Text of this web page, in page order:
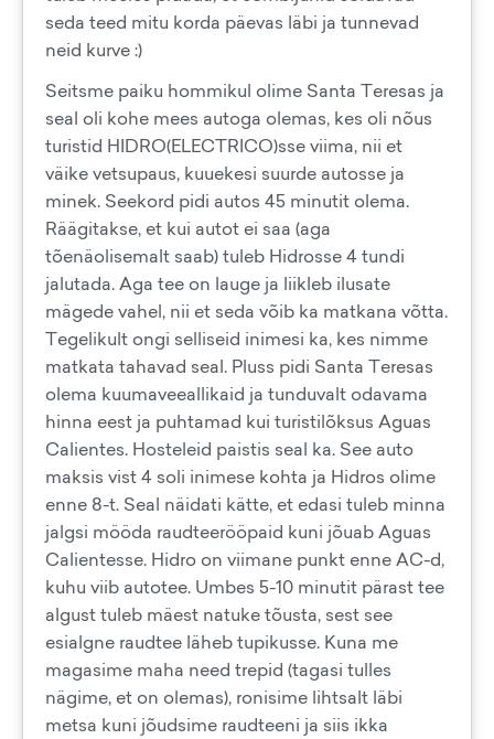
seda teed mitu korda päevas läbi ja tunnevad
neid kurve :)
Seitsme paiku hommikul olime Santa Teresas ja
seal oli kohe mees autoga olemas, kes oli nõus
turistid HIDRO(ELECTRICO)sse viima, nii et
väike vetsupaus, kuuekesi suurde autosse ja
minek. Seekord pidi autos 45 minutit olema.
Räägitakse, et kui autot ei saa (aga
tõenäolisemalt saab) tuleb Hidrosse 4 tundi
jalutada. Aga tee on lauge ja liikleb ilusate
mägede vahel, nii et seda võib ka matkana võtta.
Tegelikult ongi selliseid inimesi ka, kes nimme
matkata tahavad seal. Pluss pidi Santa Teresas
olema kuumaveeallikaid ja tunduvalt odavama
hinna eest ja puhtamad kui turistilõksus Aguas
Calientes. Hosteleid paistis seal ka. See auto
maksis vist 4 soli inimese kohta ja Hidros olime
enne 8-t. Seal näidati kätte, et edasi tuleb minna
jalgsi mööda raudteerööpaid kuni jõuab Aguas
Calientesse. Hidro on viimane punkt enne AC-d,
kuhu viib autotee. Umbes 5-10 minutit pärast tee
algust tuleb mäest natuke tõusta, sest see
esialgne raudtee läheb tupikusse. Kuna me
magasime maha need trepid (tagasi tulles
nägime, et on olemas), ronisime lihtsalt läbi
metsa kuni jõudsime raudteeni ja siis ikka